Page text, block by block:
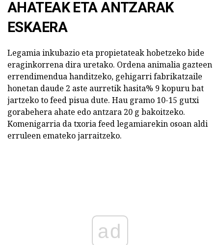
AHATEAK ETA ANTZARAK
ESKAERA
Legamia inkubazio eta propietateak hobetzeko bide
eraginkorrena dira uretako. Ordena animalia gazteen
errendimendua handitzeko, gehigarri fabrikatzaile
honetan daude 2 aste aurretik hasita% 9 kopuru bat
jartzeko to feed pisua dute. Hau gramo 10-15 gutxi
gorabehera ahate edo antzara 20 g bakoitzeko.
Komenigarria da txoria feed legamiarekin osoan aldi
erruleen emateko jarraitzeko.
ad